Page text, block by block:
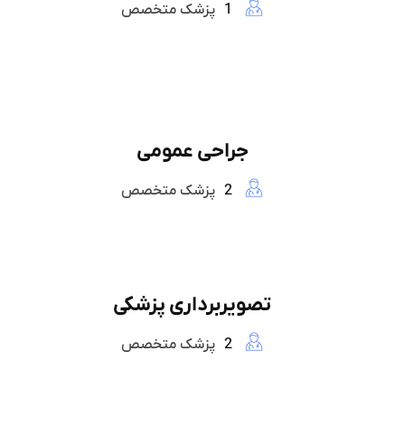
1 پزشک متخصص
جراحی عمومی
2 پزشک متخصص
تصویربرداری پزشکی
2 پزشک متخصص